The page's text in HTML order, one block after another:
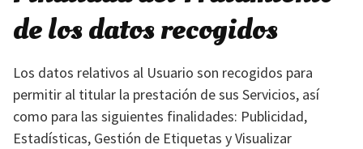
de los datos recogidos
Los datos relativos al Usuario son recogidos para
permitir al titular la prestación de sus Servicios, así
como para las siguientes finalidades: Publicidad,
Estadísticas, Gestión de Etiquetas y Visualizar